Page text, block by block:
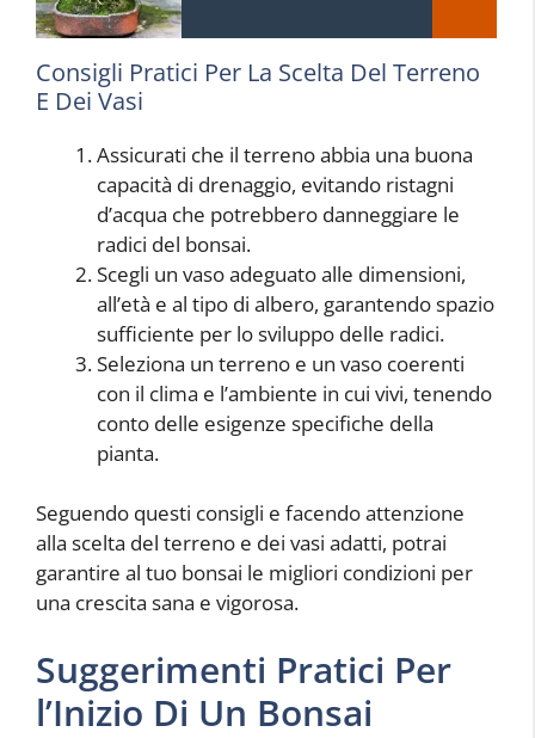
Consigli Pratici Per La Scelta Del Terreno
E Dei Vasi
Assicurati che il terreno abbia una buona
capacità di drenaggio, evitando ristagni
d’acqua che potrebbero danneggiare le
radici del bonsai.
Scegli un vaso adeguato alle dimensioni,
all’età e al tipo di albero, garantendo spazio
sufficiente per lo sviluppo delle radici.
Seleziona un terreno e un vaso coerenti
con il clima e l’ambiente in cui vivi, tenendo
conto delle esigenze specifiche della
pianta.
Seguendo questi consigli e facendo attenzione
alla scelta del terreno e dei vasi adatti, potrai
garantire al tuo bonsai le migliori condizioni per
una crescita sana e vigorosa.
Suggerimenti Pratici Per
l’Inizio Di Un Bonsai